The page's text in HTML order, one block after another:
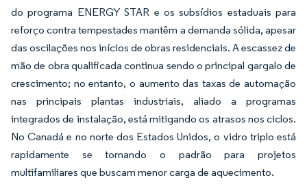
do programa ENERGY STAR e os subsídios estaduais para
reforço contra tempestades mantêm a demanda sólida, apesar
das oscilações nos inícios de obras residenciais. A escassez de
mão de obra qualificada continua sendo o principal gargalo de
crescimento; no entanto, o aumento das taxas de automação
nas principais plantas industriais, aliado a programas
integrados de instalação, está mitigando os atrasos nos ciclos.
No Canadá e no norte dos Estados Unidos, o vidro triplo está
rapidamente se tornando o padrão para projetos
multifamiliares que buscam menor carga de aquecimento.